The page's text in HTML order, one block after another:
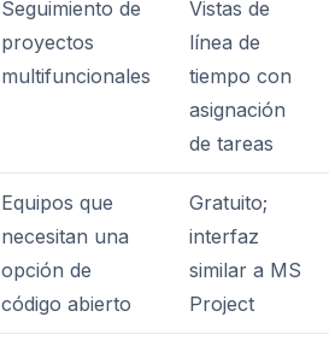
Seguimiento de
proyectos
multifuncionales
Vistas de
línea de
tiempo con
asignación
de tareas
Equipos que
necesitan una
opción de
código abierto
Gratuito;
interfaz
similar a MS
Project